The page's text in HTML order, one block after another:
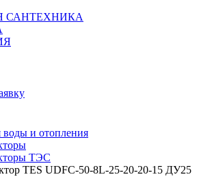
САНТЕХНИКА
воды и отопления
ТЭС
TES UDFC-50-8L-25-20-20-15 ДУ25